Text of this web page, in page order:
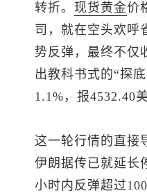
转折。 现货黄金价
司，就在空头欢呼
势反弹，最终不仅
出教科书式的“探底
1.1%，报4532.40美
这一轮行情的直
伊朗据传已就延长
小时内反弹超过